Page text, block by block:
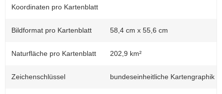
Koordinaten pro Kartenblatt
Bildformat pro Kartenblatt 58,4 cm x 55,6 cm
Naturfläche pro Kartenblatt 202,9 km²
Zeichenschlüssel bundeseinheitliche Kartengraphik